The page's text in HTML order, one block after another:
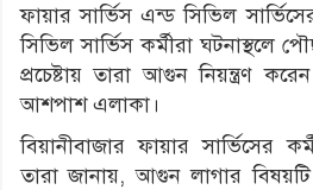
ফায়ার সার্ভিস এন্ড সিভিল
সিভিল সার্ভিস কর্মীরা ঘটনাস্থলে
প্রচেষ্টায় তারা আগুন নিয়ন্ত্রণ
আশপাশ এলাকা।
বিয়ানীবাজার ফায়ার সার্ভিসের
তারা জানায়, আগুন লাগার